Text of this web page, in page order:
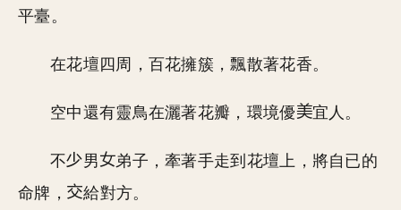
平臺。
在花壇四周，百花擁簇，飄散著花香。
空中還有靈鳥在灑著花瓣，環境優 宜人。
不 男
弟子，牽著手走到花壇上，將自已的
命牌，
給對方。